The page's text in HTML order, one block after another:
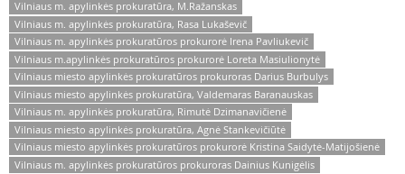
Vilniaus m. apylinkės prokuratūra, M.Ražanskas
Vilniaus m. apylinkės prokuratūra, Rasa Lukaševič
Vilniaus m. apylinkės prokuratūros prokurorė Irena Pavliukevič
Vilniaus m.apylinkės prokuratūros prokurorė Loreta Masiulionytė
Vilniaus miesto apylinkės prokuratūros prokuroras Darius Burbulys
Vilniaus miesto apylinkės prokuratūra, Valdemaras Baranauskas
Vilniaus m. apylinkės prokuratūra, Rimutė Dzimanavičienė
Vilniaus miesto apylinkės prokuratūra, Agnė Stankevičiūtė
Vilniaus miesto apylinkės prokuratūros prokurorė Kristina Saidytė-Matijošienė
Vilniaus m. apylinkės prokuratūros prokuroras Dainius Kunigėlis